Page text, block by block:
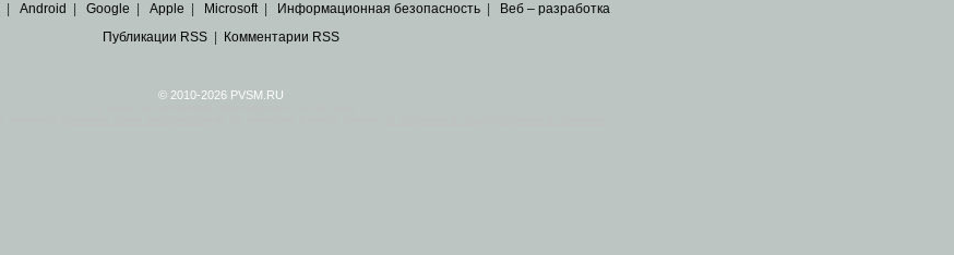
Android Google Apple Microsoft| Информационная безопасность
Веб – разработка
Публикации RSS| Комментарии RSS
© 2010-2026 PVSM.RU